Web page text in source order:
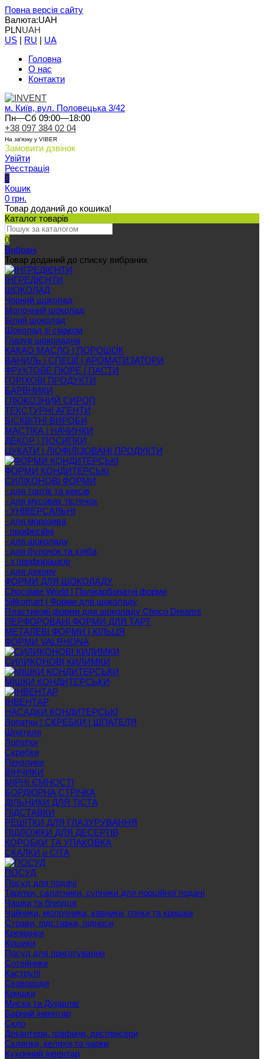
Повна версія сайту
Валюта:UAH
PLNUAH
US | RU | UA
Головна
О нас
Контакти
м. Київ, вул. Половецька 3/42
Пн—Сб 09:00—18:00
+38 097 384 02 04
На зв'язку у VIBER
Замовити дзвінок
Увійти
Реєстрація
0
Кошик
0 грн.
Товар доданий до кошика!
Каталог товарів
0
Вибрані
Товар доданий до списку вибраних
ІНГРЕДІЄНТИ
ШОКОЛАД
Чорний шоколад
Молочний шоколад
Білий шоколад
Шоколад зі смаком
Глазур шоколадна
КАКАО МАСЛО | ПОРОШОК
ВАНИЛЬ | СПЕЦІЇ | АРОМАТИЗАТОРИ
ФРУКТОВЕ ПЮРЕ | ПАСТИ
ГОРІХОВІ ПРОДУКТИ
БАРВНИКИ
ГЛЮКОЗНИЙ СИРОП
ТЕКСТУРНІ АГЕНТИ
БІСКВІТНІ ВИРОБИ
МАСТІКА | НАЧИНКИ
ДЕКОР | ПОСИПКИ
ЦУКАТИ | ЛІОФІЛІЗОВАНІ ПРОДУКТИ
ФОРМИ КОНДИТЕРСЬКІ
СИЛІКОНОВІ ФОРМИ
- для тортів та кексів
- для мусових тістечок
- УНІВЕРСАЛЬНІ
- для морозива
- професійні
- для шоколаду
- для булочок та хліба
- з перфорацією
- для декору
ФОРМИ ДЛЯ ШОКОЛАДУ
Chocolate World | Полікарбонатні форми
Silikomart | Форми для шоколаду
Пластикові форми для шоколаду Choco Dreams
ПЕРФОРОВАНІ ФОРМИ ДЛЯ ТАРТ
МЕТАЛЕВІ ФОРМИ І КІЛЬЦЯ
ФОРМИ VALRHONA
СИЛИКОНОВІ КИЛИМКИ
МІШКИ КОНДИТЕРСЬКИ
ІНВЕНТАР
НАСАДКИ КОНДИТЕРСЬКІ
Лопатки | СКРЕБКИ | ШПАТЕЛЯ
Шпателя
Лопатки
Скребки
Пензлики
ВІНЧИКИ
МІРНІ ЄМНОСТІ
БОРДЮРНА СТРІЧКА
ДІЛЬНИКИ ДЛЯ ТІСТА
ПІДСТАВКИ
РЕШІТКИ ДЛЯ ГЛАЗУРУВАННЯ
ПІДЛОЖКИ ДЛЯ ДЕСЕРТІВ
КОРОБКИ ТА УПАКОВКА
СКАЛКИ и СІТА
ПОСУД
Посуд для подачі
Тарілки, салатники, супники для порційної подачі
Чашки та блюдця
Чайники, молочники, кавники, глеки та кришки
Страви, підставки, підноси
Креманки
Кошики
Посуд для приготування
Сотейники
Каструлі
Сковороди
Кришки
Миска та Дуршлаг
Барний інвентар
Скло
Декантери, графини, диспенсери
Склянки, келихи та чарки
Кухонний інвентар